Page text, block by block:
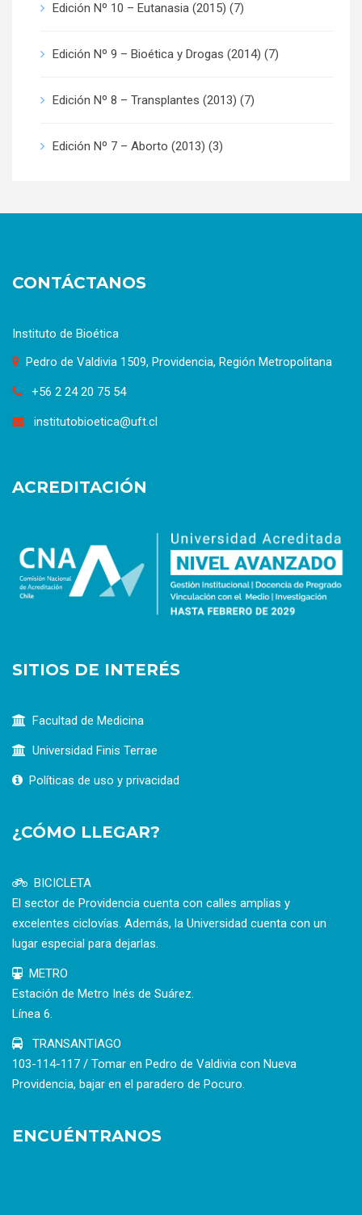
Edición Nº 10 – Eutanasia (2015) (7)
Edición Nº 9 – Bioética y Drogas (2014) (7)
Edición Nº 8 – Transplantes (2013) (7)
Edición Nº 7 – Aborto (2013) (3)
CONTÁCTANOS
Instituto de Bioética
Pedro de Valdivia 1509, Providencia, Región Metropolitana
+56 2 24 20 75 54
institutobioetica@uft.cl
ACREDITACIÓN
SITIOS DE INTERÉS
Facultad de Medicina
Universidad Finis Terrae
Políticas de uso y privacidad
¿CÓMO LLEGAR?
BICICLETA
El sector de Providencia cuenta con calles amplias y
excelentes ciclovías. Además, la Universidad cuenta con un
lugar especial para dejarlas.
METRO
Estación de Metro Inés de Suárez.
Línea 6.
TRANSANTIAGO
103-114-117 / Tomar en Pedro de Valdivia con Nueva
Providencia, bajar en el paradero de Pocuro.
ENCUÉNTRANOS